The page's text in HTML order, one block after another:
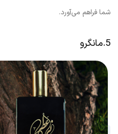
شما فراهم می‌آورد.
5.مانگرو